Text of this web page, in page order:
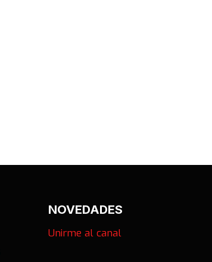
NOVEDADES
Unirme al canal